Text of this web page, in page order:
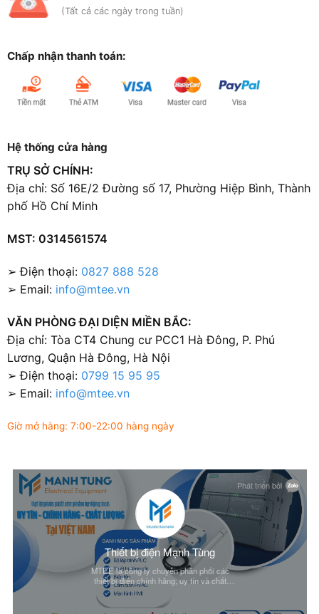
(Tất cả các ngày trong tuần)
Chấp nhận thanh toán:
Hệ thống cửa hàng
TRỤ SỞ CHÍNH:
Địa chỉ: Số 16E/2 Đường số 17, Phường Hiệp Bình, Thành
phố Hồ Chí Minh
MST: 0314561574
➢ Điện thoại: 0827 888 528
➢ Email: info@mtee.vn
VĂN PHÒNG ĐẠI DIỆN MIỀN BẮC:
Địa chỉ: Tòa CT4 Chung cư PCC1 Hà Đông, P. Phú
Lương, Quận Hà Đông, Hà Nội
➢ Điện thoại: 0799 15 95 95
➢ Email: info@mtee.vn
Giờ mở hàng: 7:00-22:00 hàng ngày